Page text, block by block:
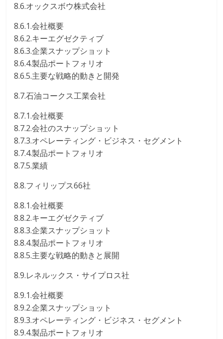
8.6.オックスボウ株式会社
8.6.1.会社概要
8.6.2.キーエグゼクティブ
8.6.3.企業スナップショット
8.6.4.製品ポートフォリオ
8.6.5.主要な戦略的動きと開発
8.7.石油コークス工業会社
8.7.1.会社概要
8.7.2.会社のスナップショット
8.7.3.オペレーティング・ビジネス・セグメント
8.7.4.製品ポートフォリオ
8.7.5.業績
8.8.フィリップス66社
8.8.1.会社概要
8.8.2.キーエグゼクティブ
8.8.3.企業スナップショット
8.8.4.製品ポートフォリオ
8.8.5.主要な戦略的動きと展開
8.9.レネルックス・サイプロス社
8.9.1.会社概要
8.9.2.企業スナップショット
8.9.3.オペレーティング・ビジネス・セグメント
8.9.4.製品ポートフォリオ